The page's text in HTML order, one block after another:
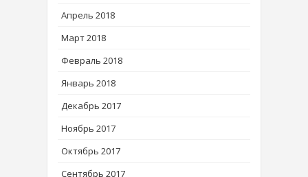
Апрель 2018
Март 2018
Февраль 2018
Январь 2018
Декабрь 2017
Ноябрь 2017
Октябрь 2017
Сентябрь 2017